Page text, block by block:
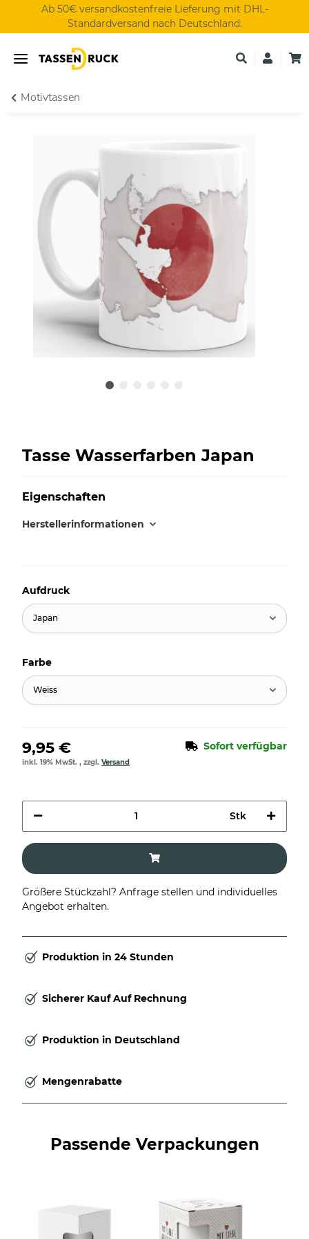
Ab 50€ versandkostenfreie Lieferung mit DHL-
Standardversand nach Deutschland.
Motivtassen
Tasse Wasserfarben Japan
Eigenschaften
Herstellerinformationen
Aufdruck
Japan
Farbe
Weiss
9,95 € Sofort verfügbar
inkl. 19% MwSt. , zzgl. Versand
Stk
Größere Stückzahl? Anfrage stellen und individuelles
Angebot erhalten.
Produktion in 24 Stunden
Sicherer Kauf Auf Rechnung
Produktion in Deutschland
Mengenrabatte
Passende Verpackungen